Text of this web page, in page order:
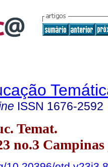
ISSN 1676-2592
Temat.
no.3 Campinas